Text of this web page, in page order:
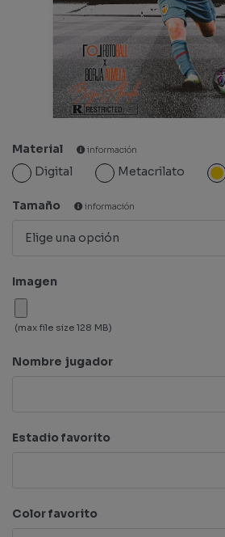
Material información
Digital Metacrilato
Tamaño información
Imagen
(max file size 128 MB)
Nombre jugador
Estadio favorito
Color favorito